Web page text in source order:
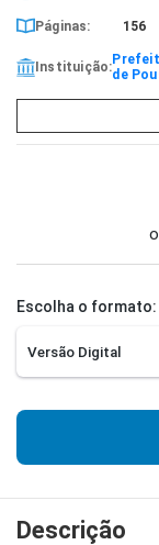
Páginas: 156
Instituição:de
Escolha o formato:
Descrição